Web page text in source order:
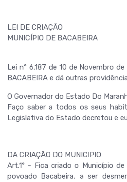
LEI DE CRIAÇÃO
MUNICÍPIO DE BACABEIRA
Lei n° 6.187 de 10 de Novembro
BACABEIRA e dá outras
O Governador do Estado Do
Faço saber a todos os seus
Legislativa do Estado decretou e
DA CRIAÇÃO DO MUNICIPIO
Art.1° - Fica criado o Município
povoado Bacabeira, a ser